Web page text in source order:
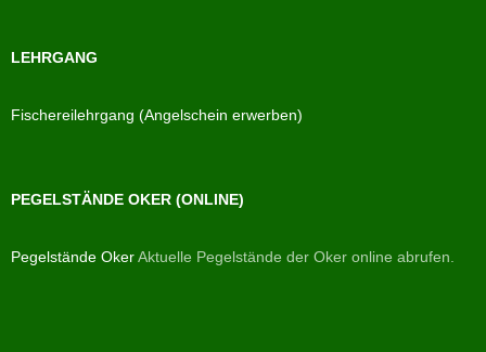
LEHRGANG
Fischereilehrgang (Angelschein erwerben)
PEGELSTÄNDE OKER (ONLINE)
Pegelstände OkerAktuelle Pegelstände der Oker online abrufen.